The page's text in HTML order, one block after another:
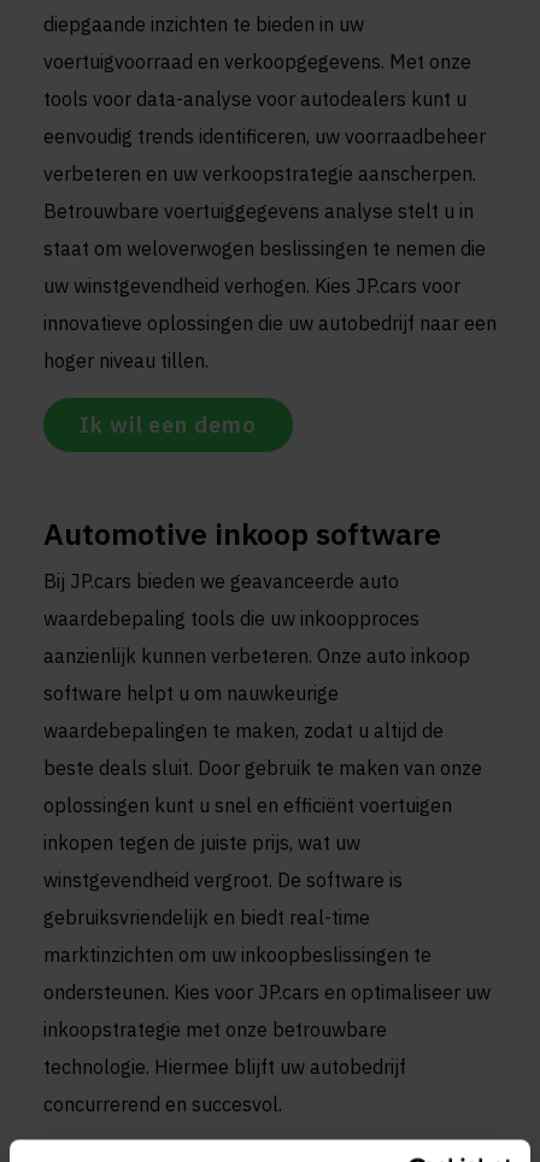
diepgaande inzichten te bieden in uw
voertuigvoorraad en verkoopgegevens. Met onze
tools voor data-analyse voor autodealers kunt u
eenvoudig trends identificeren, uw voorraadbeheer
verbeteren en uw verkoopstrategie aanscherpen.
Betrouwbare voertuiggegevens analyse stelt u in
staat om weloverwogen beslissingen te nemen die
uw winstgevendheid verhogen. Kies JP.cars voor
innovatieve oplossingen die uw autobedrijf naar een
hoger niveau tillen.
Ik wil een demo
Automotive inkoop software
Bij JP.cars bieden we geavanceerde auto
waardebepaling tools die uw inkoopproces
aanzienlijk kunnen verbeteren. Onze auto inkoop
software helpt u om nauwkeurige
waardebepalingen te maken, zodat u altijd de
beste deals sluit. Door gebruik te maken van onze
oplossingen kunt u snel en efficiënt voertuigen
inkopen tegen de juiste prijs, wat uw
winstgevendheid vergroot. De software is
gebruiksvriendelijk en biedt real-time
marktinzichten om uw inkoopbeslissingen te
ondersteunen. Kies voor JP.cars en optimaliseer uw
inkoopstrategie met onze betrouwbare
technologie. Hiermee blijft uw autobedrijf
concurrerend en succesvol.